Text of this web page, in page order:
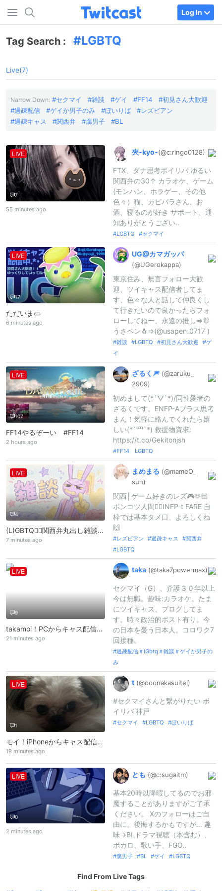
Log In
Tag Search : LGBTQ
Live(7)
Narrow Down: セクマイ 雑談 ゲイ FF14
初見さん大歓迎
過疎配信
ゲイか男子のみ ぼいりば
レズビアン
過疎キャス
関西弁 腐男子 BL
LIVE
7
55 minutes ago
夾-kyo-(@c:ringo0128)
FTX、ダナ思考ボイリバ ゆるい
関西弁の30↑ カラオケ、ゲーム
(モンハン、ホラゲー、その他
色々）猫、カピバラさん、お
酒、寝るのが好き サポート、通
知ありがとうござい..
LGBTQ セクマイ
LIVE
17
ただいま🥒
6 minutes ago
UG@カマガッパ
(@UGerokappa)
東京住み、無言フォロー大歓
迎、ツイキャス配信者してま
す、色々な人と話して仲良くし
て行きたいので良かったらフォ
ローしてねー、永遠の推し⇒🐰
うさペン🐧⇒(@usapen_0717 )
雑談 LGBTQ 初見さん大歓迎
ゲ
イ
LIVE
107
FF14やるぞーい #FF14
2 hours ago
ざるく🎆 (@zaruku_
2909)
初めまして(*´▽`*)/同性愛者の
ざるくです。ENFP-Aプラス思考
まん！気軽に絡んでくれたら嬉
しい(*´罒`*) 救援物資求:
https://t.co/Gekitonjsh
FF14 LGBTQ
LIVE
4
(L)GBTQ🏳️‍🌈関西弁丸出し雑談 固定コメ参照
7 minutes ago
まめまる (@mameO_
sun)
関西│ゲーム好きのレズ🎮🫶🏻
ポンコツ人間🙆‍♀️INFP-t FARE 自
枠では基本タメ口、よろしくね
🙌
レズビアン 過疎キャス
関西弁
LGBTQ
LIVE
9
takamoi！PCからキャス配信中 -
21 minutes ago
taka (@taka7powermax)
セクマイ（G）、介護３０年以上
今は無職。趣味:カラオケ。たま
にツイキャス、ブログしてま
す。時々政治的ポスト有り。今
の日本を憂う日本人。コロワク7
回接種。
過疎配信＃lGbtq＃雑談＃ゲイか男子の
み
LIVE
1
モイ！iPhoneからキャス配信中 -セクマイ
18 minutes ago
t (@ooonakasuitel)
#セクマイさんと繋がりたい ボ
イリバ 神戸
セクマイ LGBTQ ぼいりば
LIVE
0
2 minutes ago
とも (@c:sugaitm)
基本20時以降暇してるのでお邪
魔することがありますがご了承
ください。 Xのフォローはご自
由に。後悔するかもですが… 趣
味→BLドラマ視聴（本含む）、
ボカロ、歌い手、FGO..
腐男子 BL ゲイ LGBTQ
Find From Live Tags